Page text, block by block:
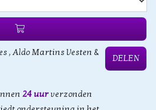
, Aldo Martins Vesten &
DELEN
24 uurverzonden